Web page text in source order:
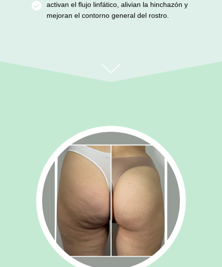
activan el flujo linfático, alivian la hinchazón y
mejoran el contorno general del rostro.